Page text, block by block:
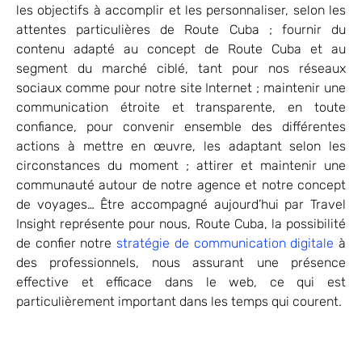
les objectifs à accomplir et les personnaliser, selon les
attentes particulières de Route Cuba ; fournir du
contenu adapté au concept de Route Cuba et au
segment du marché ciblé, tant pour nos réseaux
sociaux comme pour notre site Internet ; maintenir une
communication étroite et transparente, en toute
confiance, pour convenir ensemble des différentes
actions à mettre en œuvre, les adaptant selon les
circonstances du moment ; attirer et maintenir une
communauté autour de notre agence et notre concept
de voyages… Être accompagné aujourd’hui par Travel
Insight représente pour nous, Route Cuba, la possibilité
de confier notrestratégie de communication digitale à
des professionnels, nous assurant une présence
effective et efficace dans le web, ce qui est
particulièrement important dans les temps qui courent.